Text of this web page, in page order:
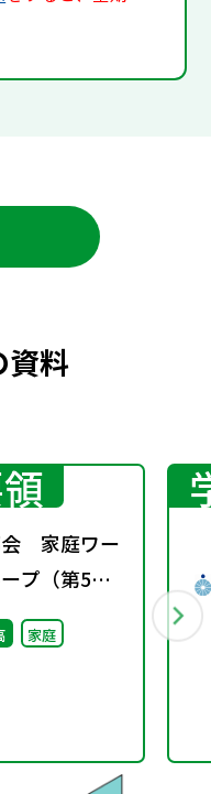
資料
会 家庭ワー
プ（第5
料
家庭